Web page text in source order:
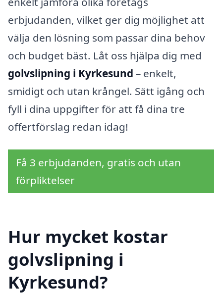
erbjudanden, vilket ger dig möjlighet att
välja den lösning som passar dina behov
och budget bäst. Låt oss hjälpa dig med
golvslipning i Kyrkesund – enkelt,
smidigt och utan krångel. Sätt igång och
fyll i dina uppgifter för att få dina tre
offertförslag redan idag!
Få 3 erbjudanden, gratis och utan
förpliktelser
Hur mycket kostar
golvslipning i
Kyrkesund?